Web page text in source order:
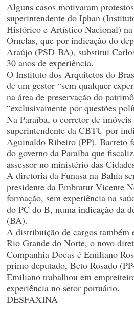
Alguns casos motivaram
superintendente do Iphan
Histórico e Artístico Nacional)
Ornelas, que por indicação do
Araújo (PSD-BA), substitui
30 anos de experiência.
O Instituto dos Arquitetos do
de um gestor “sem qualquer
na área de preservação do
“exclusivamente por questões
Na Paraíba, o corretor de
superintendente da CBTU por
Aguinaldo Ribeiro (PP). Barreto
do governo da Paraíba que
assessor no ministério das
A diretoria da Funasa na Bahia
presidente da Embratur Vicente
formação, sem experiência na
do PC do B, numa indicação da
(BA).
A distribuição de cargos também
Rio Grande do Norte, o novo
Companhia Docas é Emiliano
primo deputado, Beto Rosado
Emiliano trabalhou em
experiência no setor portuário.
DESFAXINA